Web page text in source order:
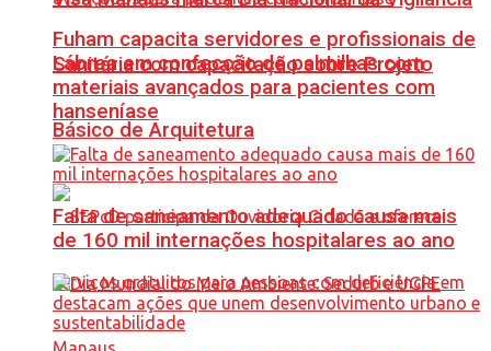
Sanitária com capacitação sobre Projeto
Básico de Arquitetura
Fuham capacita servidores e profissionais de
Lábrea em confecção de palmilhas com
materiais avançados para pacientes com
hanseníase
Falta de saneamento adequado causa mais
de 160 mil internações hospitalares ao ano